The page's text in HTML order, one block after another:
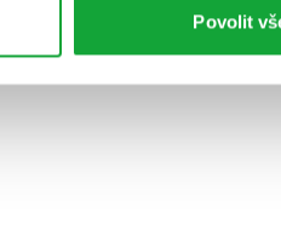
Povolit